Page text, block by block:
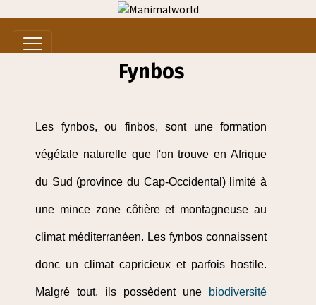
Fynbos
Les fynbos, ou finbos, sont une formation
végétale naturelle que l'on trouve en Afrique
du Sud (province du Cap-Occidental) limité à
une mince zone côtière et montagneuse au
climat méditerranéen. Les fynbos connaissent
donc un climat capricieux et parfois hostile.
Malgré tout, ils possèdent une biodiversité